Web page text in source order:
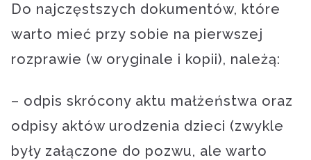
Do najczęstszych dokumentów, które
warto mieć przy sobie na pierwszej
rozprawie (w oryginale i kopii), należą:
– odpis skrócony aktu małżeństwa oraz
odpisy aktów urodzenia dzieci (zwykle
były załączone do pozwu, ale warto